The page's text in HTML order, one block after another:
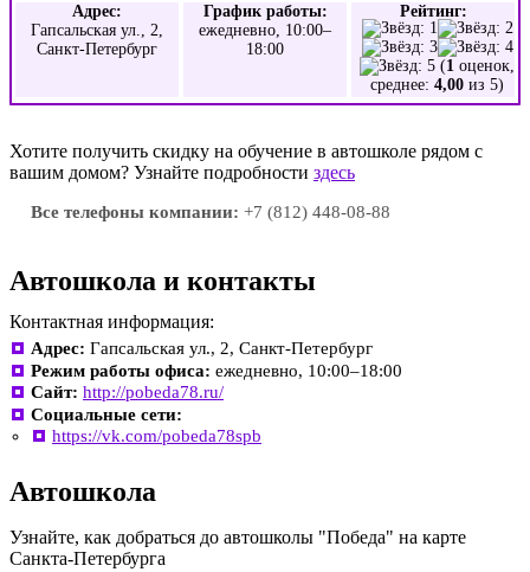
Адрес:
Гапсальская ул., 2,
Санкт-Петербург
График работы:
ежедневно, 10:00–
18:00
Рейтинг:
(1 оценок,
среднее: 4,00 из 5)
Хотите получить скидку на обучение в автошколе рядом с
вашим домом? Узнайте подробности здесь
Все телефоны компании: +7 (812) 448-08-88
Автошкола и контакты
Контактная информация:
Адрес: Гапсальская ул., 2, Санкт-Петербург
Режим работы офиса: ежедневно, 10:00–18:00
Сайт: http://pobeda78.ru/
Социальные сети:
https://vk.com/pobeda78spb
Автошкола
Узнайте, как добраться до автошколы "Победа" на карте
Санкта-Петербурга